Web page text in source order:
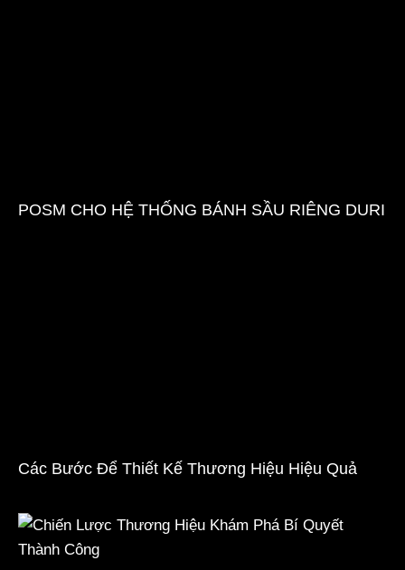
POSM CHO HỆ THỐNG BÁNH SẦU RIÊNG DURI
Các Bước Để Thiết Kế Thương Hiệu Hiệu Quả